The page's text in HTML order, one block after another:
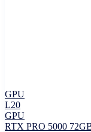
GPU
L20
GPU
RTX PRO 5000